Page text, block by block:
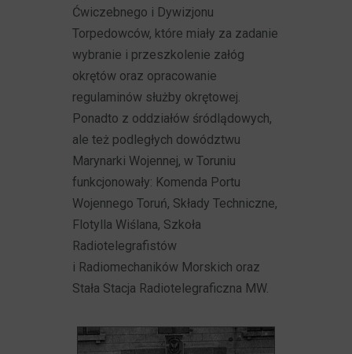
Ćwiczebnego i Dywizjonu
Torpedowców, które miały za zadanie
wybranie i przeszkolenie załóg
okrętów oraz opracowanie
regulaminów służby okrętowej.
Ponadto z oddziałów śródlądowych,
ale też podległych dowództwu
Marynarki Wojennej, w Toruniu
funkcjonowały: Komenda Portu
Wojennego Toruń, Składy Techniczne,
Flotylla Wiślana, Szkoła
Radiotelegrafistów
i Radiomechaników Morskich oraz
Stała Stacja Radiotelegraficzna MW.